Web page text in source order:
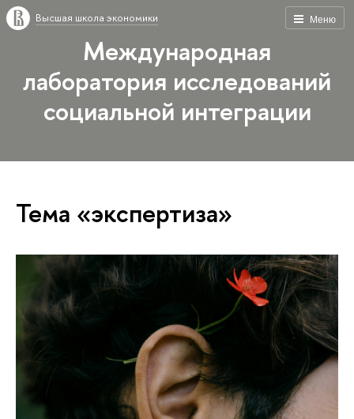
Меню
Высшая школа экономики
Международная
лаборатория исследований
социальной интеграции
Тема «экспертиза»